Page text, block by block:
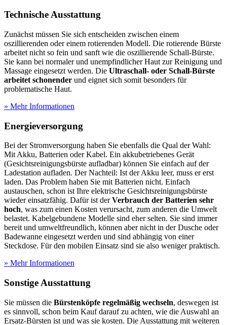
Technische Ausstattung
Zunächst müssen Sie sich entscheiden zwischen einem
oszillierenden oder einem rotierenden Modell. Die rotierende Bürste
arbeitet nicht so fein und sanft wie die oszillierende Schall-Bürste.
Sie kann bei normaler und unempfindlicher Haut zur Reinigung und
Massage eingesetzt werden. Die Ultraschall- oder Schall-Bürste
arbeitet schonender und eignet sich somit besonders für
problematische Haut.
» Mehr Informationen
Energieversorgung
Bei der Stromversorgung haben Sie ebenfalls die Qual der Wahl:
Mit Akku, Batterien oder Kabel. Ein akkubetriebenes Gerät
(Gesichtsreinigungsbürste aufladbar) können Sie einfach auf der
Ladestation aufladen. Der Nachteil: Ist der Akku leer, muss er erst
laden. Das Problem haben Sie mit Batterien nicht. Einfach
austauschen, schon ist Ihre elektrische Gesichtsreinigungsbürste
wieder einsatzfähig. Dafür ist derVerbrauch der Batterien sehr
hoch, was zum einen Kosten verursacht, zum anderen die Umwelt
belastet. Kabelgebundene Modelle sind eher selten. Sie sind immer
bereit und umweltfreundlich, können aber nicht in der Dusche oder
Badewanne eingesetzt werden und sind abhängig von einer
Steckdose. Für den mobilen Einsatz sind sie also weniger praktisch.
» Mehr Informationen
Sonstige Ausstattung
Sie müssen die Bürstenköpfe regelmäßig wechseln, deswegen ist
es sinnvoll, schon beim Kauf darauf zu achten, wie die Auswahl an
Ersatz-Bürsten ist und was sie kosten. Die Ausstattung mit weiteren